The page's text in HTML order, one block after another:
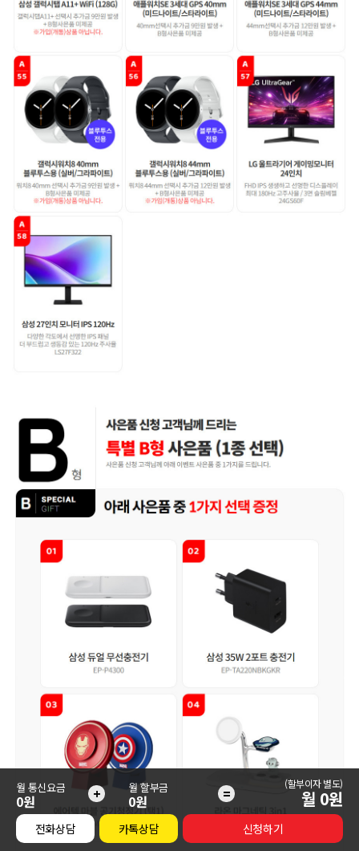
월 통신요금
0원 + 월 할부금
0원 = (할부이자 별도)
월 0원
전화상담 카톡상담 신청하기